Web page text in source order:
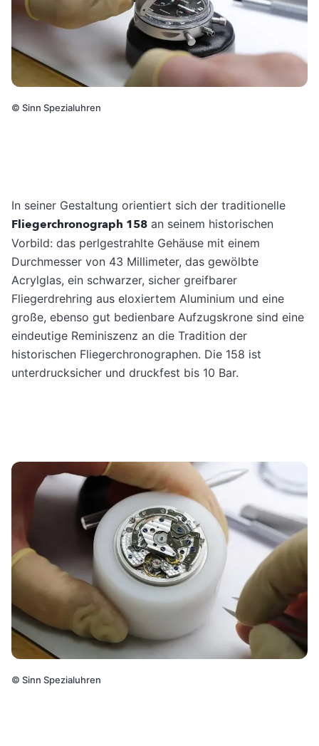
© Sinn Spezialuhren
In seiner Gestaltung orientiert sich der traditionelle
Fliegerchronograph 158 an seinem historischen
Vorbild: das perlgestrahlte Gehäuse mit einem
Durchmesser von 43 Millimeter, das gewölbte
Acrylglas, ein schwarzer, sicher greifbarer
Fliegerdrehring aus eloxiertem Aluminium und eine
große, ebenso gut bedienbare Aufzugskrone sind eine
eindeutige Reminiszenz an die Tradition der
historischen Fliegerchronographen. Die 158 ist
unterdrucksicher und druckfest bis 10 Bar.
© Sinn Spezialuhren